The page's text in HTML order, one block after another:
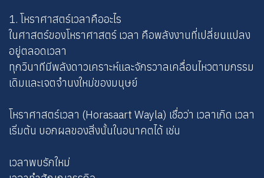
1. โหราศาสตร์เวลาคืออะไร
ในศาสตร์ของโหราศาสตร์ เวลา คือพลังงานที่เปลี่ยนแปลง
อยู่ตลอดเวลา
ทุกวินาทีมีพลังดาวเคราะห์และจักรวาลเคลื่อนไหวตามกรรม
เดิมและเจตจำนงใหม่ของมนุษย์
โหราศาสตร์เวลา (Horasaart Wayla) เชื่อว่า เวลาเกิด เวลา
เริ่มต้น บอกผลของสิ่งนั้นในอนาคตได้ เช่น
เวลาพบรักใหม่